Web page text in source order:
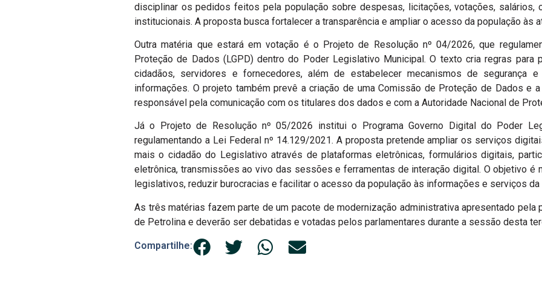
disciplinar os pedidos feitos pela população sobre despesas, licitações, votações, salários,
institucionais. A proposta busca fortalecer a transparência e ampliar o acesso da população às
Outra matéria que estará em votação é o Projeto de Resolução nº 04/2026, que
Proteção de Dados (LGPD) dentro do Poder Legislativo Municipal. O texto cria regras
cidadãos, servidores e fornecedores, além de estabelecer mecanismos de segurança
informações. O projeto também prevê a criação de uma Comissão de Proteção de Dados e
responsável pela comunicação com os titulares dos dados e com a Autoridade Nacional de
Já o Projeto de Resolução nº 05/2026 institui o Programa Governo Digital do Poder
regulamentando a Lei Federal nº 14.129/2021. A proposta pretende ampliar os serviços
mais o cidadão do Legislativo através de plataformas eletrônicas, formulários digitais,
eletrônica, transmissões ao vivo das sessões e ferramentas de interação digital. O objetivo é
legislativos, reduzir burocracias e facilitar o acesso da população às informações e serviços
As três matérias fazem parte de um pacote de modernização administrativa apresentado pela
de Petrolina e deverão ser debatidas e votadas pelos parlamentares durante a sessão desta
Compartilhe: